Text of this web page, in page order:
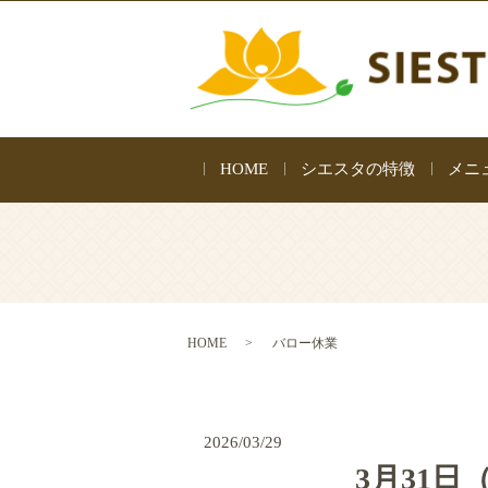
HOME シエスタの特徴 メニ
HOME バロー休業
2026/03/29
3月31日